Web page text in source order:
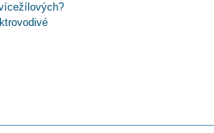
Contact?
spoje?